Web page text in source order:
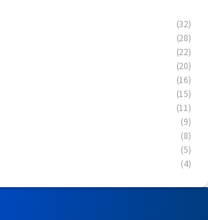
(32)
(28)
(22)
(20)
(16)
(15)
(11)
(9)
(8)
(5)
(4)